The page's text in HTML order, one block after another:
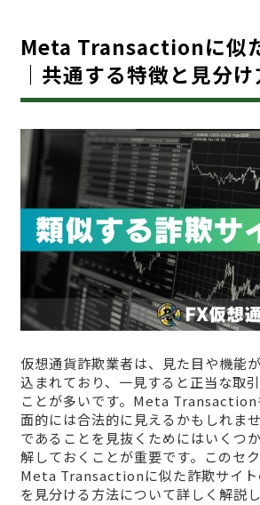
Meta Transactionに似
｜共通する特徴と見分け
仮想通貨詐欺業者は、見た目や機能
込まれており、一見すると正当な取
ことが多いです。Meta Transaction
面的には合法的に見えるかもしれま
であることを見抜くためにはいくつ
解しておくことが重要です。このセク
Meta Transactionに似た詐欺サイト
を見分ける方法について詳しく解説し